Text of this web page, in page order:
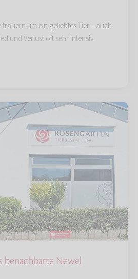
um ein geliebtes Tier – auch
und Verlust oft sehr intensiv.
benachbarte Newel